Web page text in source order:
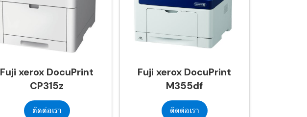
Fuji xerox DocuPrint
CP315z
ติดต่อเรา
Fuji xerox DocuPrint
M355df
ติดต่อเรา